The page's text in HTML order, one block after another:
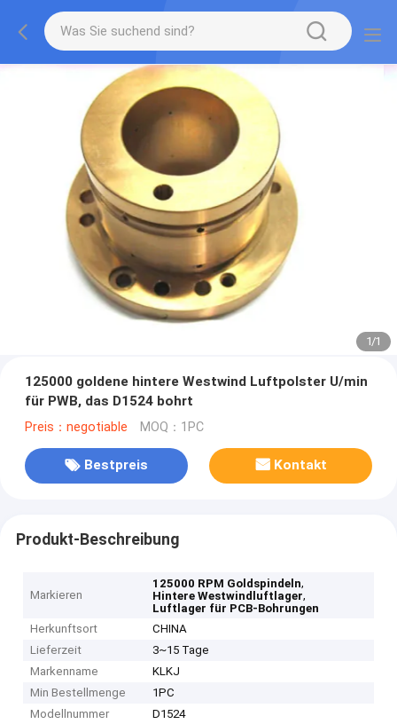
1/1
125000 goldene hintere Westwind Luftpolster U/min
für PWB, das D1524 bohrt
Preis：negotiable MOQ：1PC
Bestpreis Kontakt
Produkt-Beschreibung
Markieren
125000 RPM Goldspindeln,
Hintere Westwindluftlager,
Luftlager für PCB-Bohrungen
Herkunftsort
CHINA
Lieferzeit
3~15 Tage
Markenname
KLKJ
Min Bestellmenge
1PC
Modellnummer
D1524